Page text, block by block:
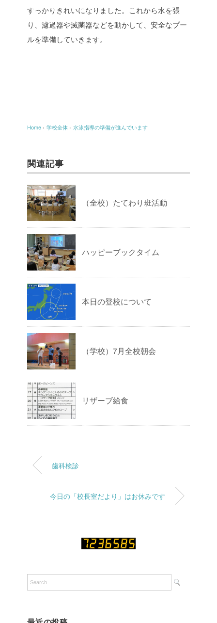
すっかりきれいになりました。これから水を張
り、濾過器や滅菌器などを動かして、安全なプー
ルを準備していきます。
Home › 学校全体 › 水泳指導の準備が進んでいます
関連記事
（全校）たてわり班活動
ハッピーブックタイム
本日の登校について
（学校）7月全校朝会
リザーブ給食
歯科検診
今日の「校長室だより」はお休みです